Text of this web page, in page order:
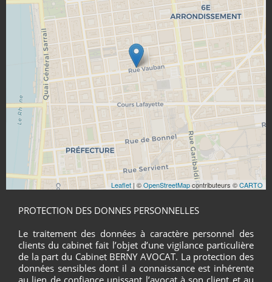
Leaflet | ©OpenStreetMapcontributeurs ©CARTO
PROTECTION DES DONNES PERSONNELLES
Le traitement des données à caractère personnel des
clients du cabinet fait l’objet d’une vigilance particulière
de la part du Cabinet BERNY AVOCAT. La protection des
données sensibles dont il a connaissance est inhérente
au lien de confiance unissant l’avocat à son client et au